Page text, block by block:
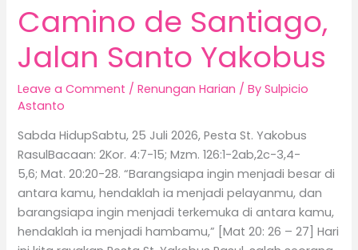
Camino de Santiago,
Jalan Santo Yakobus
Leave a Comment /Renungan Harian / BySulpicio
Astanto
Sabda HidupSabtu, 25 Juli 2026, Pesta St. Yakobus
RasulBacaan: 2Kor. 4:7-15; Mzm. 126:1-2ab,2c-3,4-
5,6; Mat. 20:20-28. “Barangsiapa ingin menjadi besar di
antara kamu, hendaklah ia menjadi pelayanmu, dan
barangsiapa ingin menjadi terkemuka di antara kamu,
hendaklah ia menjadi hambamu,” [Mat 20: 26 – 27] Hari